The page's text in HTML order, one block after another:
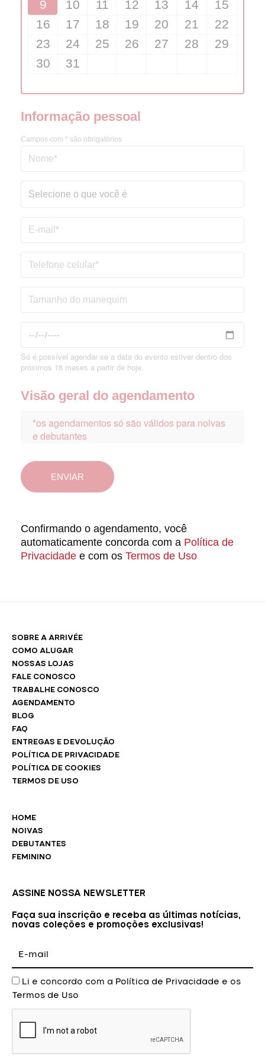
9
10 11 12 13 14
15
16
17 18 19 20 21
22
23
24 25 26 27 28
29
30
31
Informação pessoal
Campos com * são obrigatórios
Só é possível agendar se a data do evento estiver dentro dos
próximos 18 meses a partir de hoje.
Visão geral do agendamento
ENVIAR
Confirmando o agendamento, você
automaticamente concorda com a Política de
Privacidade e com os Termos de Uso
SOBRE A ARRIVÉE
COMO ALUGAR
NOSSAS LOJAS
FALE CONOSCO
TRABALHE CONOSCO
AGENDAMENTO
BLOG
FAQ
ENTREGAS E DEVOLUÇÃO
POLÍTICA DE PRIVACIDADE
POLÍTICA DE COOKIES
TERMOS DE USO
HOME
NOIVAS
DEBUTANTES
FEMININO
ASSINE NOSSA NEWSLETTER
Faça sua inscrição e receba as últimas notícias,
novas coleções e promoções exclusivas!
mail
AceiteLi e concordo com a Política de Privacidade e os
Termos de Uso